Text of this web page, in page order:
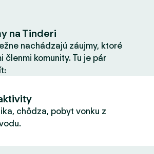
na Tinderi
nachádzajú záujmy, ktoré
členmi komunity. Tu je pár
chôdza, pobyt vonku z